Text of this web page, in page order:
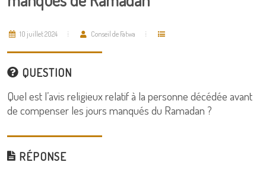
10 juillet 2024 Conseil de Fatwa
QUESTION
Quel est l’avis religieux relatif à la personne décédée avant
de compenser les jours manqués du Ramadan ?
RÉPONSE